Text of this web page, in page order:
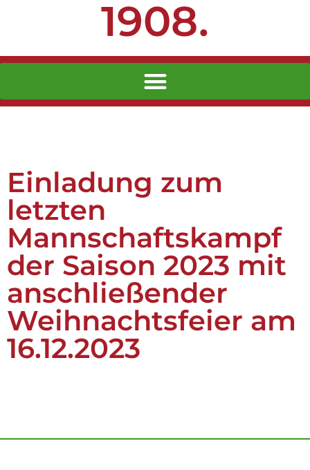
1908.
Einladung zum
letzten
Mannschaftskampf
der Saison 2023 mit
anschließender
Weihnachtsfeier am
16.12.2023